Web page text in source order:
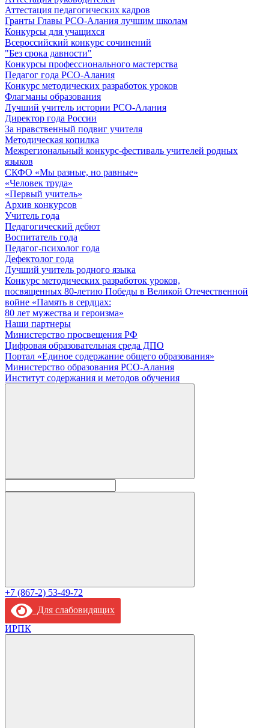
Аттестация педагогических кадров
Гранты Главы РСО-Алания лучшим школам
Конкурсы для учащихся
Всероссийский конкурс сочинений
"Без срока давности"
Конкурсы профессионального мастерства
Педагог года РСО-Алания
Конкурс методических разработок уроков
Флагманы образования
Лучший учитель истории РСО-Алания
Директор года России
За нравственный подвиг учителя
Методическая копилка
Межрегиональный конкурс-фестиваль учителей родных
языков
СКФО «Мы разные, но равные»
«Человек труда»
«Первый учитель»
Архив конкурсов
Учитель года
Педагогический дебют
Воспитатель года
Педагог-психолог года
Дефектолог года
Лучший учитель родного языка
Конкурс методических разработок уроков,
посвященных 80-летию Победы в Великой Отечественной
войне «Память в сердцах:
80 лет мужества и героизма»
Наши партнеры
Министерство просвещения РФ
Цифровая образовательная среда ДПО
Портал «Единое содержание общего образования»
Министерство образования РСО-Алания
Институт содержания и методов обучения
+7 (867-2) 53-49-72
Для слабовидящих
ИРПК